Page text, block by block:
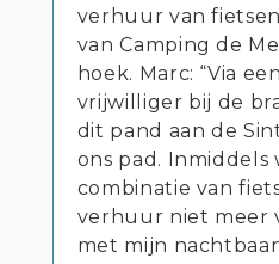
verhuur van
van Camping de
hoek. Marc: “Via
vrijwilliger bij de
dit pand aan de
ons pad. Inmiddels
combinatie van
verhuur niet meer
met mijn